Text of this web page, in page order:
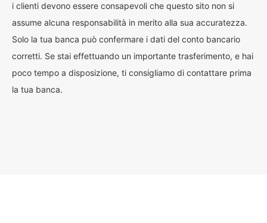
i clienti devono essere consapevoli che questo sito non si
assume alcuna responsabilità in merito alla sua accuratezza.
Solo la tua banca può confermare i dati del conto bancario
corretti. Se stai effettuando un importante trasferimento, e hai
poco tempo a disposizione, ti consigliamo di contattare prima
la tua banca.